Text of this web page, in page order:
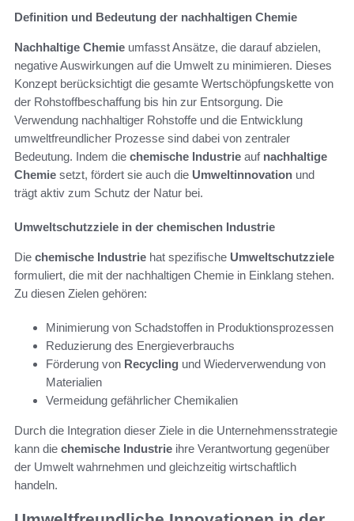
Definition und Bedeutung der nachhaltigen Chemie
Nachhaltige Chemie umfasst Ansätze, die darauf abzielen,
negative Auswirkungen auf die Umwelt zu minimieren. Dieses
Konzept berücksichtigt die gesamte Wertschöpfungskette von
der Rohstoffbeschaffung bis hin zur Entsorgung. Die
Verwendung nachhaltiger Rohstoffe und die Entwicklung
umweltfreundlicher Prozesse sind dabei von zentraler
Bedeutung. Indem die chemische Industrie auf nachhaltige
Chemie setzt, fördert sie auch die Umweltinnovation und
trägt aktiv zum Schutz der Natur bei.
Umweltschutzziele in der chemischen Industrie
Die chemische Industrie hat spezifische Umweltschutzziele
formuliert, die mit der nachhaltigen Chemie in Einklang stehen.
Zu diesen Zielen gehören:
Minimierung von Schadstoffen in Produktionsprozessen
Reduzierung des Energieverbrauchs
Förderung von Recycling und Wiederverwendung von
Materialien
Vermeidung gefährlicher Chemikalien
Durch die Integration dieser Ziele in die Unternehmensstrategie
kann die chemische Industrie ihre Verantwortung gegenüber
der Umwelt wahrnehmen und gleichzeitig wirtschaftlich
handeln.